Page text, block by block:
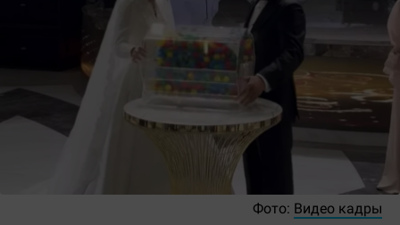
Фото: Видео кадры